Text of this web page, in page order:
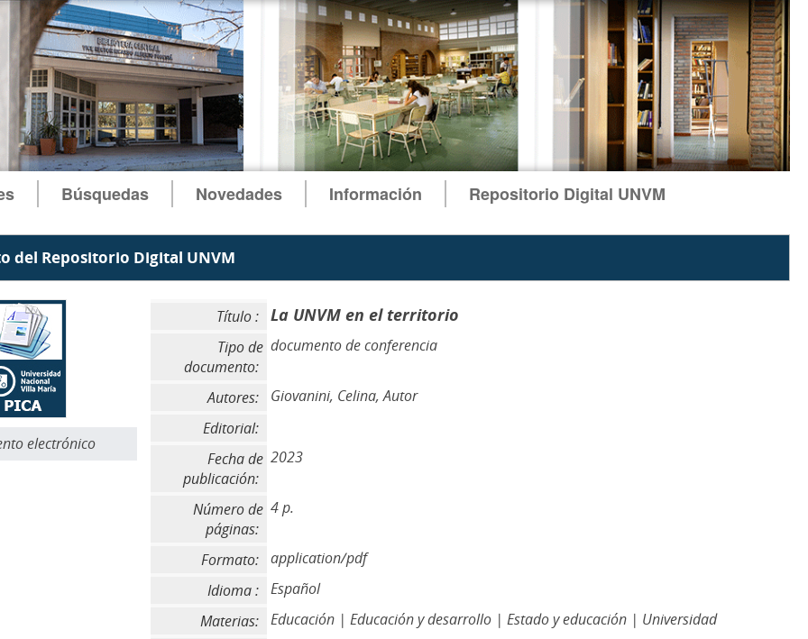
Búsquedas Novedades Información Repositorio Digital UNVM
del Repositorio Digital UNVM
electrónico
Título : La UNVM en el territorio
Tipo de
documento:
documento de conferencia
Autores:
Giovanini, Celina, Autor
Editorial:
Fecha de
publicación:
2023
Número de
páginas:
4 p.
Formato:
application/pdf
Idioma :
Español
Materias:
Educación | Educación y desarrollo | Estado y educación | Universidad